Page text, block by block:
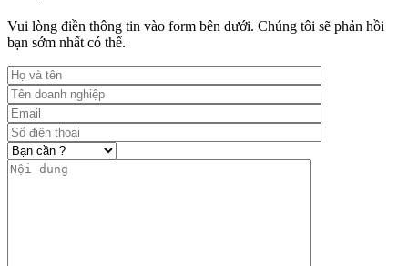
Vui lòng điền thông tin vào form bên dưới. Chúng tôi sẽ phản hồi
bạn sớm nhất có thể.